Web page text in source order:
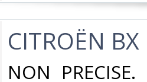
‎CITROËN BX‎
‎NON